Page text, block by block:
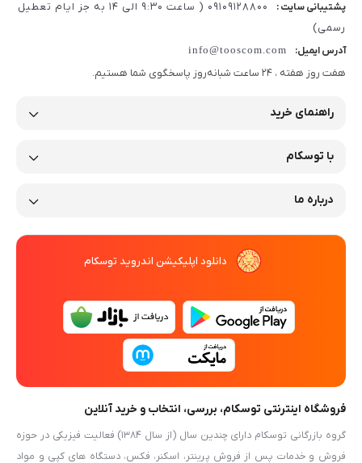
قیمت و شرایط انتخاب
متفاوت است. برای انتخاب بهتر باید حجم چاپ روزانه و نوع
کسب‌وکار خود را در نظر بگیرید؛ مدل‌های رومیزی اقتصادی‌تر
هستند و مدل‌های صنعتی برای کارهای سنگین توصیه
شرایط خرید در مشهد
در مشهد امکان خرید حضوری وجود دارد، اما خرید آنلاین از
توسکام راحت‌تر است و با تضمین قیمت، ارسال سریع و
پشتیبانی سایت :
09109128800 ( ساعت 9:30 الی 14 به جز ایام تعطیل
رسمی)
آدرس ایمیل: info@tooscom.com
هفت روز هفته ، 24 ساعت شبانه‌روز پاسخگوی شما هستیم.
راهنمای خرید
با توسکام
درباره ما
دانلود اپلیکیشن اندروید توسکام
فروشگاه اینترنتی توسکام، بررسی، انتخاب و خرید آنلاین
گروه بازرگانی توسکام دارای چندین سال (از سال ۱۳۸۴) فعالیت فیزیکی در حوزه
فروش و خدمات پس از فروش پرینتر، اسکنر، فکس، دستگاه های کپی و مواد